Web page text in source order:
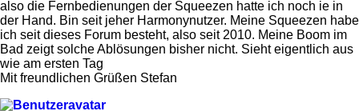
also die Fernbedienungen der Squeezen hatte ich noch ie in
der Hand. Bin seit jeher Harmonynutzer. Meine Squeezen habe
ich seit dieses Forum besteht, also seit 2010. Meine Boom im
Bad zeigt solche Ablösungen bisher nicht. Sieht eigentlich aus
wie am ersten Tag
Mit freundlichen Grüßen Stefan